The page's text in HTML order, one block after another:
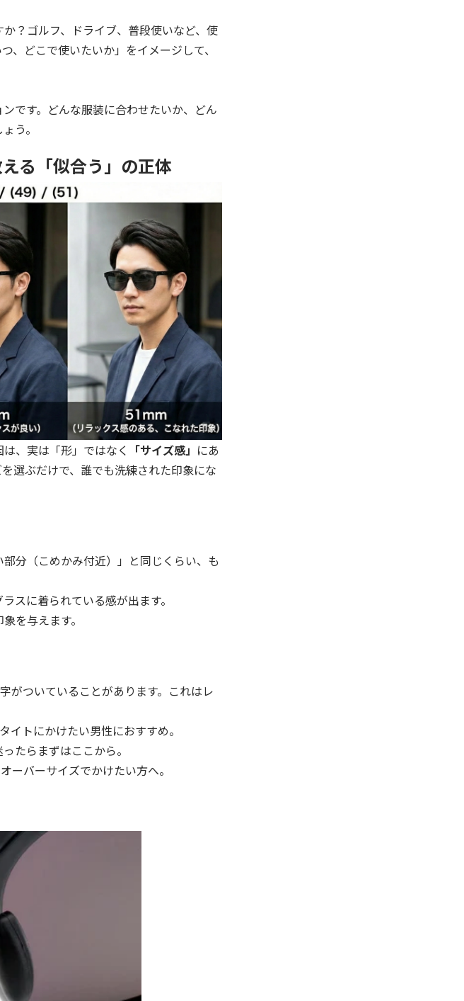
？ゴルフ、ドライブ、普段使いなど、使
、どこで使いたいか」をイメージして、
です。どんな服装に合わせたいか、どん
う。
える「似合う」の正体
、実は「形」ではなく 「サイズ感」 にあ
選ぶだけで、誰でも洗練された印象にな
分（こめかみ付近）」と同じくらい、も
スに着られている感が出ます。
を与えます。
がついていることがあります。これはレ
イトにかけたい男性におすすめ。
たらまずはここから。
ーバーサイズでかけたい方へ。